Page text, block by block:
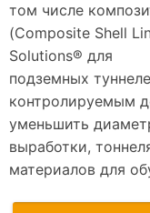
том числе
(Composite Shell
Solutions® для
подземных
контролируемым
уменьшить
выработки,
материалов для